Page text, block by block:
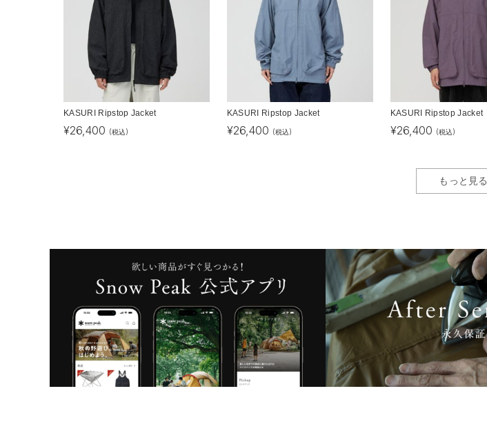
KASURI Ripstop Jacket
¥26,400 (税込)
KASURI Ripstop Jacket
¥26,400 (税込)
KASURI Ripstop Jacket
¥26,400 (税込)
もっと見る